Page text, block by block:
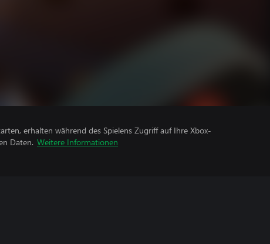
erhalten während des Spielens Zugriff auf Ihre Xbox-
Daten. Weitere Informationen